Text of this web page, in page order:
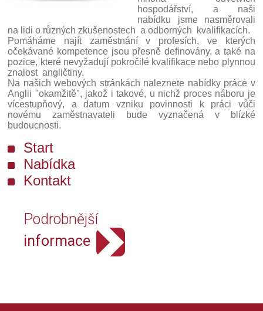
hospodářství, a naši
nabídku jsme nasměrovali
na lidi o různých zkušenostech a odborných kvalifikacích.
Pomáháme najít zaměstnání v profesích, ve kterých
očekávané kompetence jsou přesně definovány, a také na
pozice, které nevyžadují pokročilé kvalifikace nebo plynnou
znalost angličtiny.
Na našich webových stránkách naleznete nabídky práce v
Anglii "okamžitě", jakož i takové, u nichž proces náboru je
vícestupňový, a datum vzniku povinnosti k práci vůči
novému zaměstnavateli bude vyznačená v blízké
budoucnosti.
Start
Nabídka
Kontakt
Podrobnější
informace